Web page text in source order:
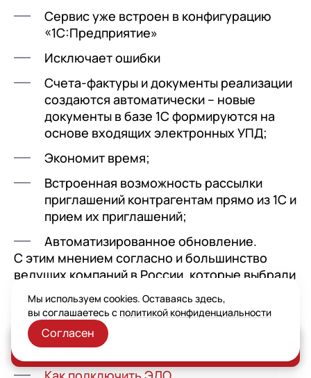
Сервис уже встроен в конфигурацию
«1С:Предприятие»
Исключает ошибки
Счета-фактуры и документы реализации
создаются автоматически – новые
документы в базе 1С формируются на
основе входящих электронных УПД;
Экономит время;
Встроенная возможность рассылки
приглашений контрагентам прямо из 1С и
прием их приглашений;
Автоматизированное обновление.
С этим мнением согласно и большинство
ведущих компаний в России, которые выбрали
этого провайдера в качестве оператора ЭДО.
Материалы по теме операторы ЭДО:
1С ЭДО описание
Что такое ЭДО
Заказать консультацию
Мы используем cookies. Оставаясь здесь,
вы соглашаетесь с политикой конфиденциальности
Согласен